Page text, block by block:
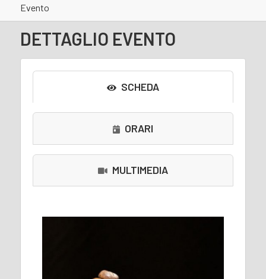
Evento
DETTAGLIO EVENTO
SCHEDA
ORARI
MULTIMEDIA